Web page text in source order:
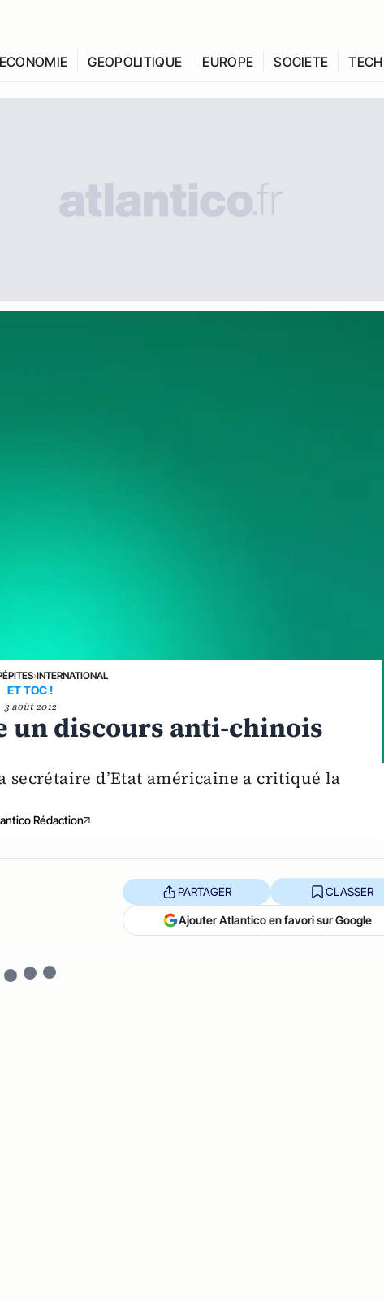
ECONOMIE GEOPOLITIQUE EUROPE SOCIETE
›INTERNATIONAL
ET TOC !
3 août 2012
un discours anti-chinois
d’Etat américaine a critiqué la
Rédaction
PARTAGER CLASSER
Ajouter Atlantico en favori sur Google